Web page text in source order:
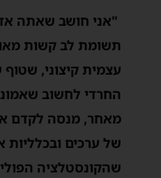
"אני חושב שאתה
תשומת לב קשות
עצמית קיצוני,
החרדי לחשוב
מאחר, מנסה לקדם
של ערכים
שהקונסטלציה